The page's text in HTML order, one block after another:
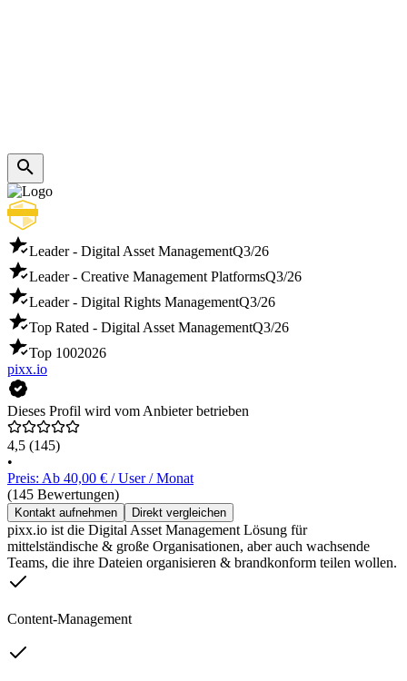
Leader - Digital Asset ManagementQ3/26
Leader - Creative Management PlatformsQ3/26
Leader - Digital Rights ManagementQ3/26
Top Rated - Digital Asset ManagementQ3/26
Top 1002026
pixx.io
Dieses Profil wird vom Anbieter betrieben
4,5 (145)
•
Preis: Ab 40,00 € / User / Monat
(145 Bewertungen)
Kontakt aufnehmen Direkt vergleichen
pixx.io ist die Digital Asset Management Lösung für
mittelständische & große Organisationen, aber auch wachsende
Teams, die ihre Dateien organisieren & brandkonform teilen wollen.
Content-Management